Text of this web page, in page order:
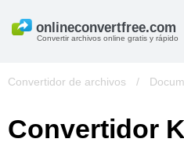
Convertir archivos online gratis y rápido
Convertidor de archivos /
Convertidor